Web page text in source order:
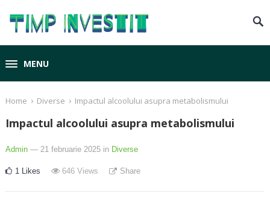
MENU
Home › Diverse › Impactul alcoolului asupra metabolismului
Impactul alcoolului asupra metabolismului
Admin — 21 februarie 2025 in Diverse
1 Likes 646Views Share